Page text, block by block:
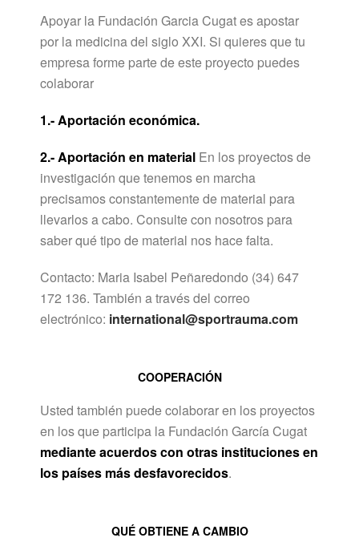
Apoyar la Fundación Garcia Cugat es apostar
por la medicina del siglo XXI. Si quieres que tu
empresa forme parte de este proyecto puedes
colaborar
1.- Aportación económica.
2.- Aportación en material En los proyectos de
investigación que tenemos en marcha
precisamos constantemente de material para
llevarlos a cabo. Consulte con nosotros para
saber qué tipo de material nos hace falta.
Contacto: Maria Isabel Peñaredondo (34) 647
172 136. También a través del correo
electrónico: international@sportrauma.com
COOPERACIÓN
Usted también puede colaborar en los proyectos
en los que participa la Fundación García Cugat
mediante acuerdos con otras instituciones en
los países más desfavorecidos.
QUÉ OBTIENE A CAMBIO